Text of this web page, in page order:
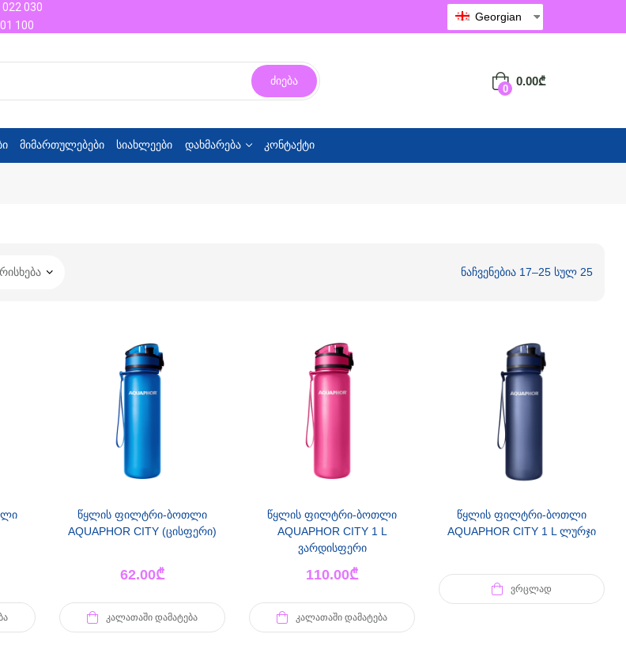
030
100
Georgian
ძიება
0
0.00₾
მიმართულებები სიახლეები დახმარება კონტაქტი
ნაჩვენებია 17–25 სულ 25
წყლის ფილტრი-ბოთლი
AQUAPHOR CITY (ცისფერი)
62.00₾
ᲙᲐᲚᲐᲗᲐᲨᲘ ᲓᲐᲛᲐᲢᲔᲑᲐ
წყლის ფილტრი-ბოთლი
AQUAPHOR CITY 1 L
ვარდისფერი
110.00₾
ᲙᲐᲚᲐᲗᲐᲨᲘ ᲓᲐᲛᲐᲢᲔᲑᲐ
წყლის ფილტრი-ბოთლი
AQUAPHOR CITY 1 L ლურჯი
ᲕᲠᲪᲚᲐᲓ